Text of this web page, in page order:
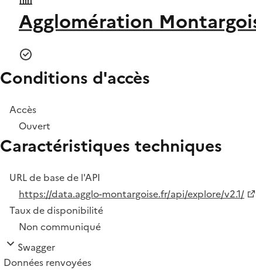
Agglomération
Conditions d'accès
Accès
Ouvert
Caractéristiques techniques
URL de base de l'API
https://data.agglo-montargoise.fr/api/explore/v2.1/
Taux de disponibilité
Non communiqué
Swagger
Données renvoyées